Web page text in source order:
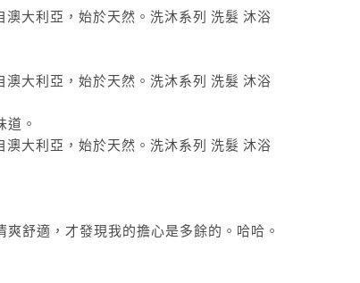
。
舒適，才發現我的擔心是多餘的。哈哈。